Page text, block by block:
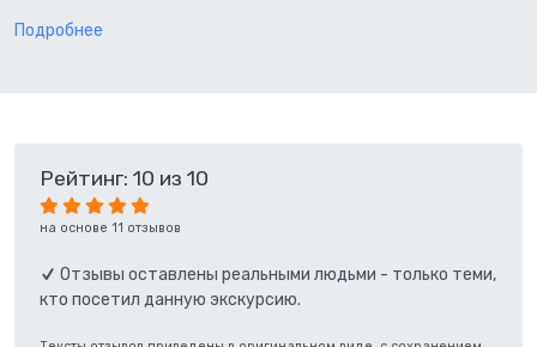
Подробнее
Рейтинг: 10 из 10
на основе 11 отзывов
Отзывы оставлены реальными людьми - только теми,
кто посетил данную экскурсию.